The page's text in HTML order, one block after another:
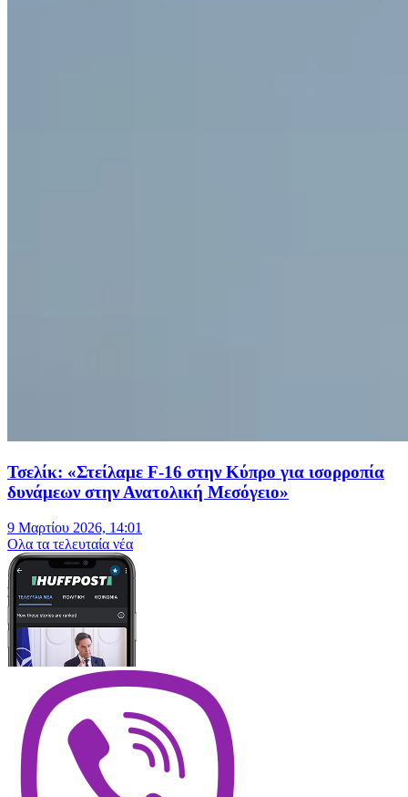
Τσελίκ: «Στείλαμε F-16 στην Κύπρο για ισορροπία
δυνάμεων στην Ανατολική Μεσόγειο»
9 Μαρτίου 2026, 14:01
Oλα τα τελευταία νέα